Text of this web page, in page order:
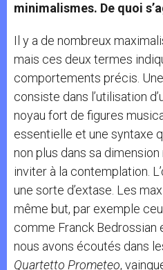
minimalismes. De quoi
Il y a de nombreux
mais ces deux termes
comportements précis.
consiste dans l’utilisation
noyau fort de figures
essentielle et une syntaxe
non plus dans sa
inviter à la contemplation.
une sorte d’extase. Les
même but, par exemple
comme Franck Bedrossian
nous avons écoutés dans
Quartetto Prometeo,